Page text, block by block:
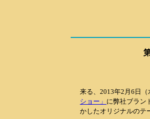
来る、2013年2月6日
ショー」 に弊社ブラン
かしたオリジナルのテ